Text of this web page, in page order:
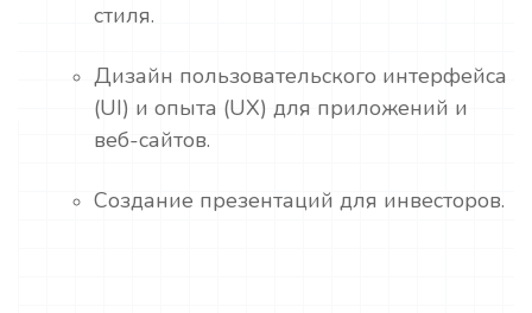
стиля.
Дизайн пользовательского интерфейса
(UI) и опыта (UX) для приложений и
веб-сайтов.
Создание презентаций для инвесторов.